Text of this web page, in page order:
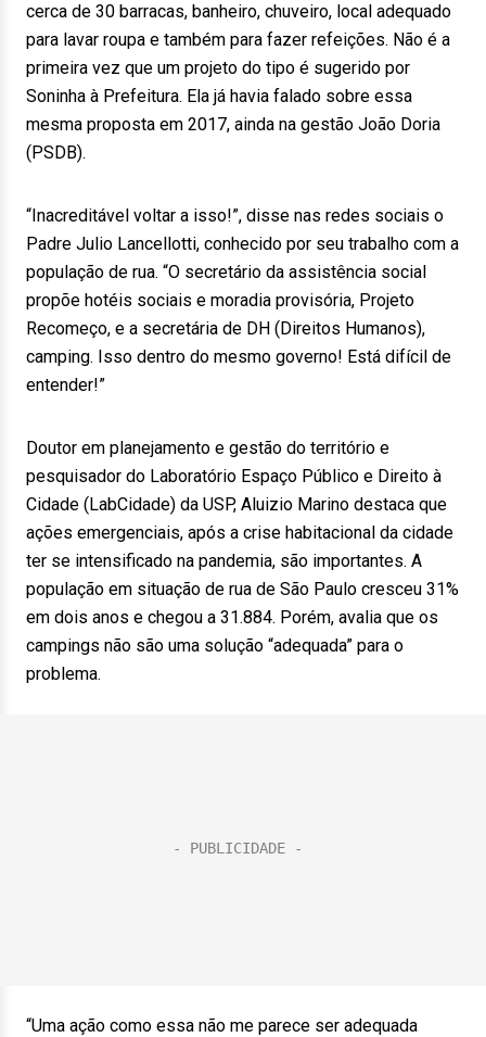
cerca de 30 barracas, banheiro, chuveiro, local adequado
para lavar roupa e também para fazer refeições. Não é a
primeira vez que um projeto do tipo é sugerido por
Soninha à Prefeitura. Ela já havia falado sobre essa
mesma proposta em 2017, ainda na gestão João Doria
(PSDB).
“Inacreditável voltar a isso!”, disse nas redes sociais o
Padre Julio Lancellotti, conhecido por seu trabalho com a
população de rua. “O secretário da assistência social
propõe hotéis sociais e moradia provisória, Projeto
Recomeço, e a secretária de DH (Direitos Humanos),
camping. Isso dentro do mesmo governo! Está difícil de
entender!”
Doutor em planejamento e gestão do território e
pesquisador do Laboratório Espaço Público e Direito à
Cidade (LabCidade) da USP, Aluizio Marino destaca que
ações emergenciais, após a crise habitacional da cidade
ter se intensificado na pandemia, são importantes. A
população em situação de rua de São Paulo cresceu 31%
em dois anos e chegou a 31.884. Porém, avalia que os
campings não são uma solução “adequada” para o
problema.
“Uma ação como essa não me parece ser adequada